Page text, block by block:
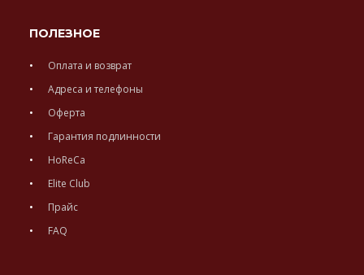
ПОЛЕЗНОЕ
Оплата и возврат
Адреса и телефоны
Оферта
Гарантия подлинности
HoReCa
Elite Club
Прайс
FAQ